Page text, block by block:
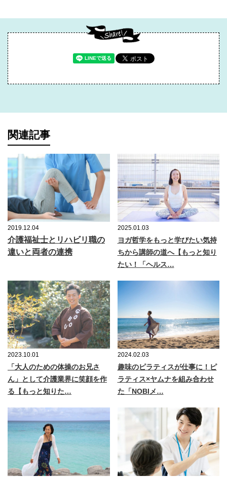
関連記事
2019.12.04
介護福祉士とリハビリ職の
違いと両者の連携
2025.01.03
ヨガ哲学をもっと学びたい気持
ちから講師の道へ【もっと知り
たい！「ヘルス…
2023.10.01
「大人のための体操のお兄さ
ん」として介護業界に笑顔を作
る【もっと知りた…
2024.02.03
趣味のピラティスが仕事に！ピ
ラティス×ヤムナを組み合わせ
た「NOBIメ…